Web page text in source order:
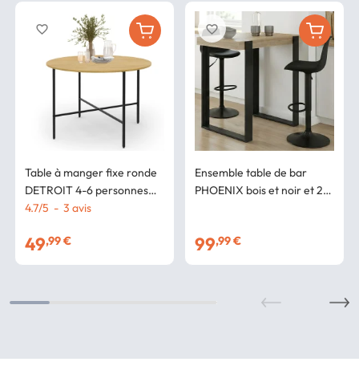
Table à manger fixe ronde
DETROIT 4-6 personnes
design industriel 110 cm
4.7/5 - 3 avis
49,99 €
favorite_border
Ensemble table de bar
PHOENIX bois et noir et 2
99,99 €
favorite_border